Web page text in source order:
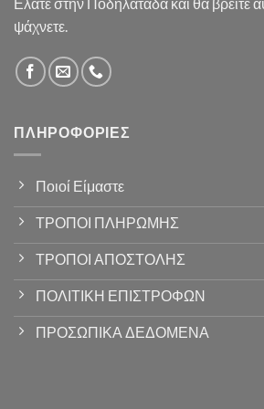
ψάχνετε.
ΠΛΗΡΟΦΟΡΊΕΣ
Ποιοί Είμαστε
ΤΡΟΠΟΙ ΠΛΗΡΩΜΗΣ
ΤΡΟΠΟΙ ΑΠΟΣΤΟΛΗΣ
ΠΟΛΙΤΙΚΗ ΕΠΙΣΤΡΟΦΩΝ
ΠΡΟΣΩΠΙΚΑ ΔΕΔΟΜΕΝΑ